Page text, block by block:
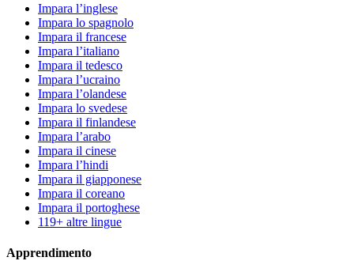
Impara l’inglese
Impara lo spagnolo
Impara il francese
Impara l’italiano
Impara il tedesco
Impara l’ucraino
Impara l’olandese
Impara lo svedese
Impara il finlandese
Impara l’arabo
Impara il cinese
Impara l’hindi
Impara il giapponese
Impara il coreano
Impara il portoghese
119+ altre lingue
Apprendimento